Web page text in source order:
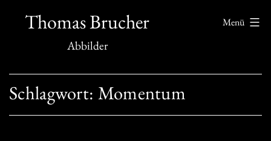
InhaltThomas Brucher
Abbilder
Menü
Schlagwort: Momentum